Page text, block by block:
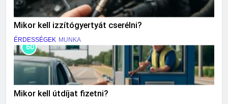
Mikor kell izzítógyertyát cserélni?
ÉRDESSÉGEK MUNKA
60
Mikor kell útdíjat fizetni?